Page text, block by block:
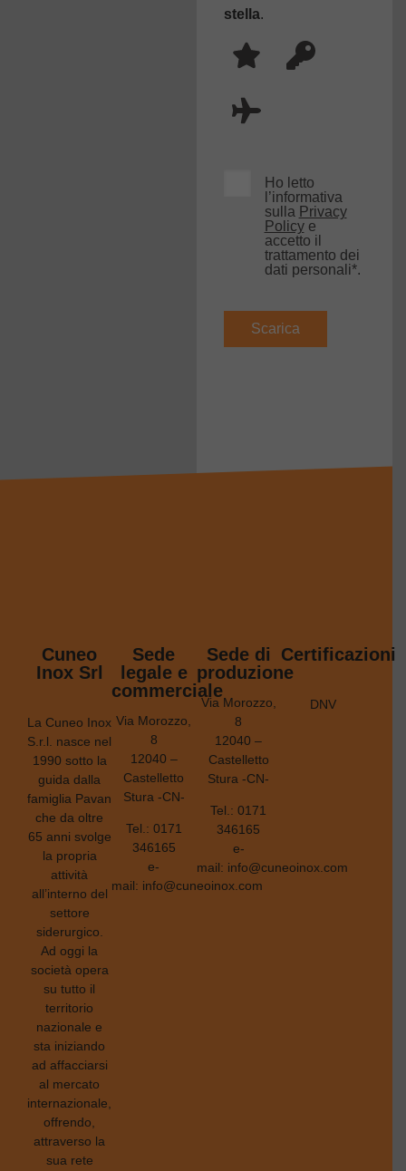
stella.
Ho letto
l’informativa
sulla Privacy
Policye
accetto il
trattamento dei
dati personali*.
Cuneo
Inox Srl
La Cuneo Inox
S.r.l. nasce nel
1990 sotto la
guida dalla
famiglia Pavan
che da oltre
65 anni svolge
la propria
attività
all’interno del
settore
siderurgico.
Ad oggi la
società opera
su tutto il
territorio
nazionale e
sta iniziando
ad affacciarsi
al mercato
internazionale,
offrendo,
attraverso la
sua rete
Sede
legale e
commerciale
Via Morozzo,
8
12040 –
Castelletto
Stura -CN-
Tel.: 0171
346165
e-
mail: info@cuneoinox.com
Sede di
produzione
Via Morozzo,
8
12040 –
Castelletto
Stura -CN-
Tel.:0171
346165
e-
mail: info@cuneoinox.com
Certificazioni
DNV